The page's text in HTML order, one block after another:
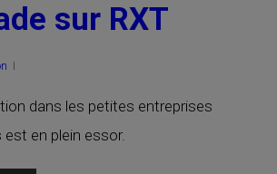
sur RXT
dans les petites entreprises
est en plein essor.